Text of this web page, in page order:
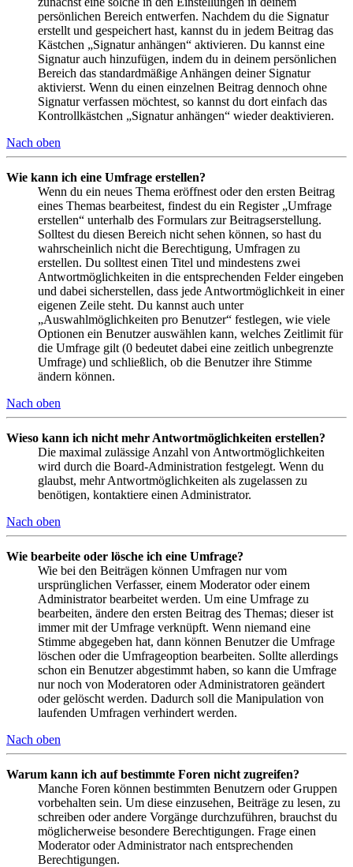
persönlichen Bereich entwerfen. Nachdem du die Signatur
erstellt und gespeichert hast, kannst du in jedem Beitrag das
Kästchen „Signatur anhängen“ aktivieren. Du kannst eine
Signatur auch hinzufügen, indem du in deinem persönlichen
Bereich das standardmäßige Anhängen deiner Signatur
aktivierst. Wenn du einen einzelnen Beitrag dennoch ohne
Signatur verfassen möchtest, so kannst du dort einfach das
Kontrollkästchen „Signatur anhängen“ wieder deaktivieren.
Nach oben
Wie kann ich eine Umfrage erstellen?
Wenn du ein neues Thema eröffnest oder den ersten Beitrag
eines Themas bearbeitest, findest du ein Register „Umfrage
erstellen“ unterhalb des Formulars zur Beitragserstellung.
Solltest du diesen Bereich nicht sehen können, so hast du
wahrscheinlich nicht die Berechtigung, Umfragen zu
erstellen. Du solltest einen Titel und mindestens zwei
Antwortmöglichkeiten in die entsprechenden Felder eingeben
und dabei sicherstellen, dass jede Antwortmöglichkeit in einer
eigenen Zeile steht. Du kannst auch unter
„Auswahlmöglichkeiten pro Benutzer“ festlegen, wie viele
Optionen ein Benutzer auswählen kann, welches Zeitlimit für
die Umfrage gilt (0 bedeutet dabei eine zeitlich unbegrenzte
Umfrage) und schließlich, ob die Benutzer ihre Stimme
ändern können.
Nach oben
Wieso kann ich nicht mehr Antwortmöglichkeiten erstellen?
Die maximal zulässige Anzahl von Antwortmöglichkeiten
wird durch die Board-Administration festgelegt. Wenn du
glaubst, mehr Antwortmöglichkeiten als zugelassen zu
benötigen, kontaktiere einen Administrator.
Nach oben
Wie bearbeite oder lösche ich eine Umfrage?
Wie bei den Beiträgen können Umfragen nur vom
ursprünglichen Verfasser, einem Moderator oder einem
Administrator bearbeitet werden. Um eine Umfrage zu
bearbeiten, ändere den ersten Beitrag des Themas; dieser ist
immer mit der Umfrage verknüpft. Wenn niemand eine
Stimme abgegeben hat, dann können Benutzer die Umfrage
löschen oder die Umfrageoption bearbeiten. Sollte allerdings
schon ein Benutzer abgestimmt haben, so kann die Umfrage
nur noch von Moderatoren oder Administratoren geändert
oder gelöscht werden. Dadurch soll die Manipulation von
laufenden Umfragen verhindert werden.
Nach oben
Warum kann ich auf bestimmte Foren nicht zugreifen?
Manche Foren können bestimmten Benutzern oder Gruppen
vorbehalten sein. Um diese einzusehen, Beiträge zu lesen, zu
schreiben oder andere Vorgänge durchzuführen, brauchst du
möglicherweise besondere Berechtigungen. Frage einen
Moderator oder Administrator nach entsprechenden
Berechtigungen.